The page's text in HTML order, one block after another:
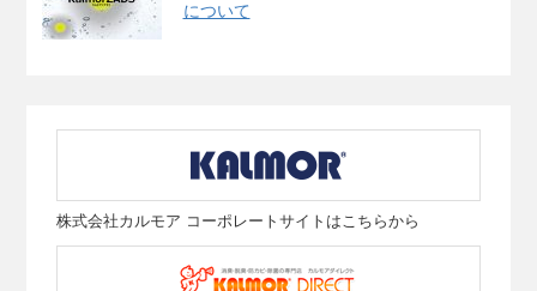
について
株式会社カルモア コーポレートサイトはこちらから